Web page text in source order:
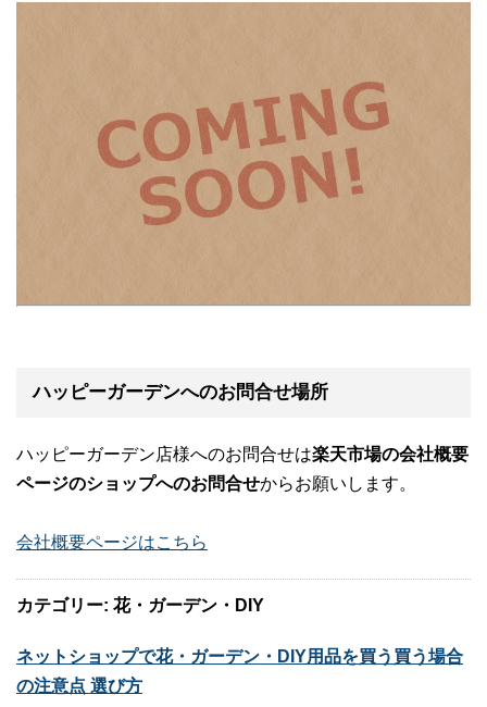
ハッピーガーデンへのお問合せ場所
ハッピーガーデン店様へのお問合せは楽天市場の会社概要
ページのショップへのお問合せからお願いします。
会社概要ページはこちら
カテゴリー: 花・ガーデン・DIY
ネットショップで花・ガーデン・DIY用品を買う買う場合
の注意点 選び方